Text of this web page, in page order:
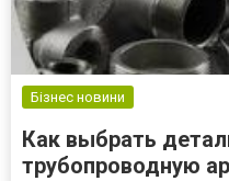
Бізнес новини
Как выбрать
трубопроводную